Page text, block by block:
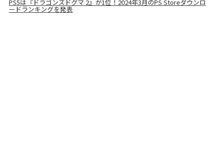
PS5は『ドラゴンズドグマ 2』が1位！2024年3月のPS Storeダウンロ
ードランキングを発表